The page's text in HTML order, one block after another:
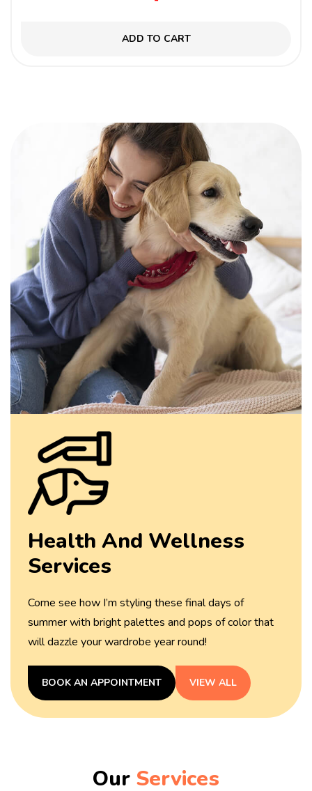
ADD TO CART
Health And Wellness
Services
Come see how I’m styling these final days of
summer with bright palettes and pops of color that
will dazzle yourwardrobe year round!
BOOK AN APPOINTMENT VIEW ALL
Our Services